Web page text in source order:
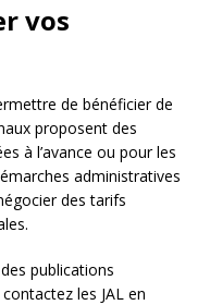
vos
de bénéficier de
proposent des
à l’avance ou pour les
administratives
des tarifs
publications
les JAL en